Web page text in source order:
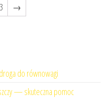
3 →
do równowagi
— skuteczna pomoc